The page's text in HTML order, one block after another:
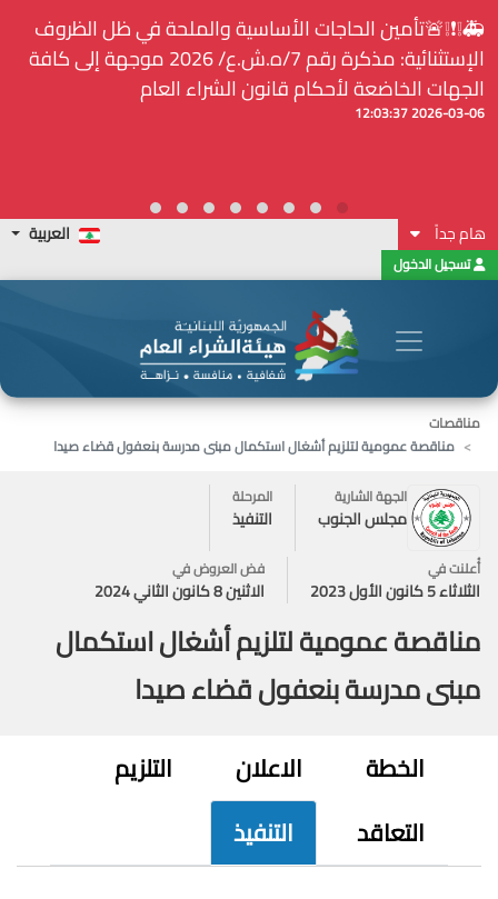
والملحة في ظل الظروف
الإستثنائية: مذكرة رقم 7/ه.ش.ع/ 2026 موجهة إلى كافة
الشراء العام
⚠️... ويكون النشر إلزامياً
لدى هيئة الشراء العام... الخ.
2026-02-24 13:48:11
هام جداً العربية
تسجيل الدخول
مناقصات
مناقصة عمومية لتلزيم أشغال استكمال مبنى مدرسة بنعفول قضاء صيدا
الجهة الشارية
مجلس الجنوب
المرحلة
التنفيذ
أُعلنت في
الثلاثاء 5 كانون الأول 2023
فض العروض في
الاثنين 8 كانون الثاني 2024
مناقصة عمومية لتلزيم أشغال استكمال
مبنى مدرسة بنعفول قضاء صيدا
الخطة الاعلان
التلزيم
التعاقد
التنفيذ